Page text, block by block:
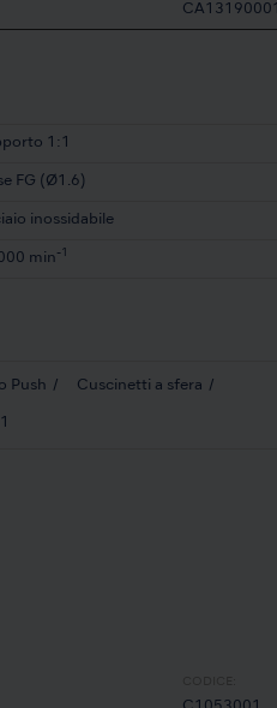
CA13190001
1:1
FG (Ø1.6)
inossidabile
min -1
Push Cuscinetti a sfera